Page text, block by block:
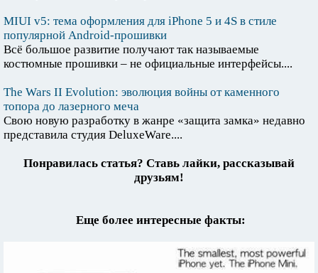
MIUI v5: тема оформления для iPhone 5 и 4S в стиле
популярной Android-прошивки
Всё большое развитие получают так называемые
костюмные прошивки – не официальные интерфейсы....
The Wars II Evolution: эволюция войны от каменного
топора до лазерного меча
Свою новую разработку в жанре «защита замка» недавно
представила студия DeluxeWare....
Понравилась статья? Ставь лайки, рассказывай
друзьям!
Еще более интересные факты: